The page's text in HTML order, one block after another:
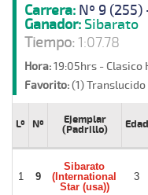
Carrera: Nº 9 (255)
Ganador: Sibarato
Tiempo:1:07.78
Hora:19:05hrs - Clasico
Favorito:(1) Translucido
Lº Nº
Ejemplar
(Padrillo)
Edad
1 9
Sibarato
(International
Star (usa))
3